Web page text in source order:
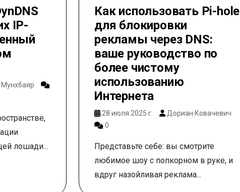
IP-
Мунхбаяр
лошади...
Как использовать Pi-hole
для блокировки
рекламы через DNS:
ваше руководство по
более чистому
использованию
Интернета
28 июля 2025 г.
Дориан Ковачевич
0
Представьте себе: вы смотрите
любимое шоу с попкорном в руке, и
вдруг назойливая реклама...